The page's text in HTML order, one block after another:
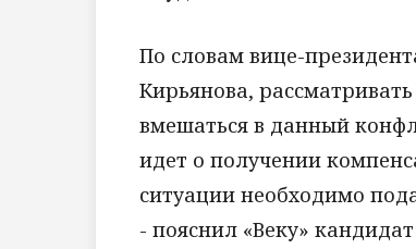
По словам вице-
Кирьянова,
вмешаться в данный
идет о получении
ситуации необходимо
- пояснил «Веку»